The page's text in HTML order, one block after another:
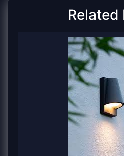
Related